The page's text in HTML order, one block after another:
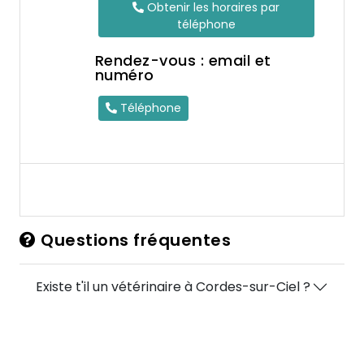
Obtenir les horaires par
téléphone
Rendez-vous : email et
numéro
Téléphone
Questions fréquentes
Existe t'il un vétérinaire à Cordes-sur-Ciel ?